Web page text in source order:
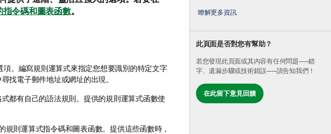
瞭解更多資訊
此頁面是否對您有幫助？
若您發現此頁面或其內容有任何問題——錯
字、遺漏步驟或技術錯誤——請告知我們！
在此留下意見回饋
指令碼和圖表函數。
項。編寫規則運算式來指定您想要識別的特定文字
找電子郵件地址或網址的出現。
都有自己的語法規則。提供的規則運算式函數使
則運算式指令碼和圖表函數。提供這些函數時，